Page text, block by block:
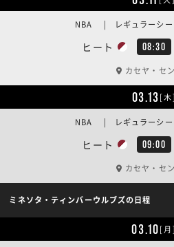
ヒート 08:30
NBA | レギュラーシー
カセヤ・セ
03.13[木]
ヒート 09:00
NBA | レギュラーシー
カセヤ・セ
ミネソタ・ティンバーウルブズの日程
03.10[月]